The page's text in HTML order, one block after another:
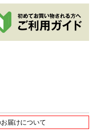
届けについて